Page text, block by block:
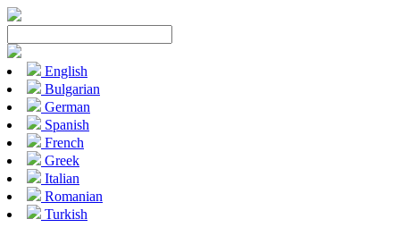
English
Bulgarian
German
Spanish
French
Greek
Italian
Romanian
Turkish